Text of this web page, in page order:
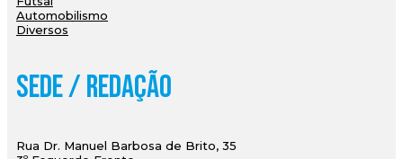
Automobilismo
Diversos
Sede / Redação
Rua Dr. Manuel Barbosa de Brito, 35